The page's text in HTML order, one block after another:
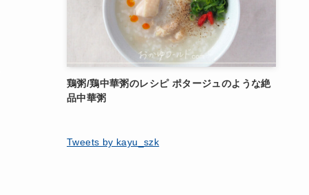
鶏粥/鶏中華粥のレシピ ポタージュのような絶
品中華粥
Tweets by kayu_szk